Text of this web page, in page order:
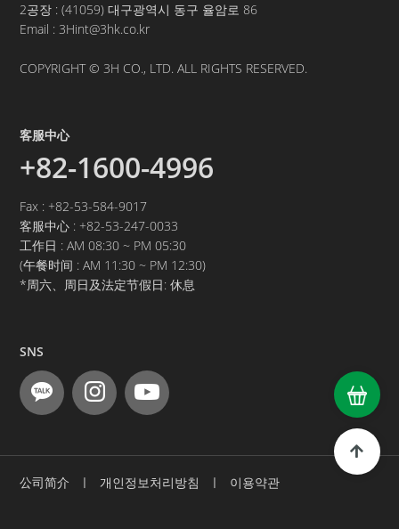
2공장 : (41059) 대구광역시 동구 율암로 86
Email : 3Hint@3hk.co.kr
COPYRIGHT © 3H CO., LTD. ALL RIGHTS RESERVED.
客服中心
+82-1600-4996
Fax : +82-53-584-9017
客服中心 : +82-53-247-0033
工作日 : AM 08:30 ~ PM 05:30
(午餐时间 : AM 11:30 ~ PM 12:30)
*周六、周日及法定节假日: 休息
SNS
公司简介 ㅣ 개인정보처리방침 ㅣ 이용약관